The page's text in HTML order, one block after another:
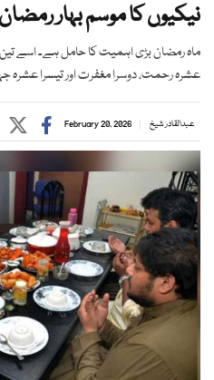
نیکیوں کا موسم بہار
ماہ رمضان بڑی اہمیت کا حامل ہے۔ اسے
عشرہ رحمت، دوسرا مغفرت اور تیسرا عشرہ
عبدالقادر شیخ February 20, 2026